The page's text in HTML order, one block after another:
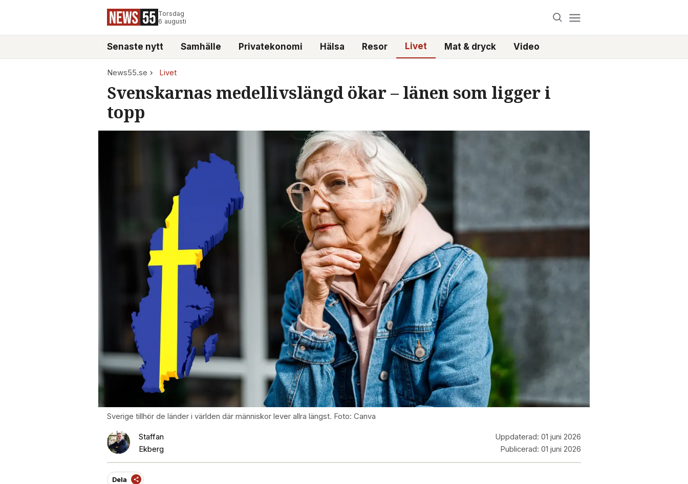
Torsdag
6 augusti
Senaste nytt Samhälle Privatekonomi Hälsa Resor Livet Mat & dryck Video
News55.se Livet
Svenskarnas medellivslängd ökar – länen som ligger i
topp
Sverige tillhör de länder i världen där människor lever allra längst. Foto: Canva
Staffan
Ekberg
Uppdaterad: 01 juni 2026
Publicerad: 01 juni 2026
Dela